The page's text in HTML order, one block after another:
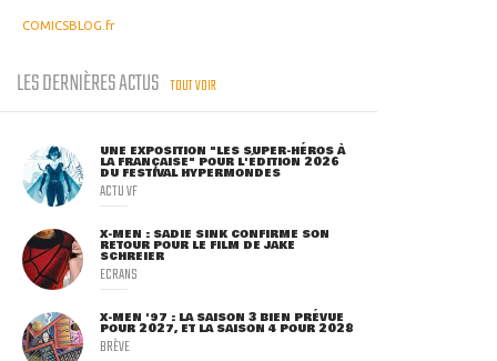
COMICSBLOG.fr
LES DERNIÈRES ACTUS TOUT VOIR
UNE EXPOSITION "LES SUPER-HÉROS À
LA FRANÇAISE" POUR L'ÉDITION 2026
DU FESTIVAL HYPERMONDES
ACTU VF
X-MEN : SADIE SINK CONFIRME SON
RETOUR POUR LE FILM DE JAKE
SCHREIER
ECRANS
X-MEN '97 : LA SAISON 3 BIEN PRÉVUE
POUR 2027, ET LA SAISON 4 POUR 2028
BRÈVE